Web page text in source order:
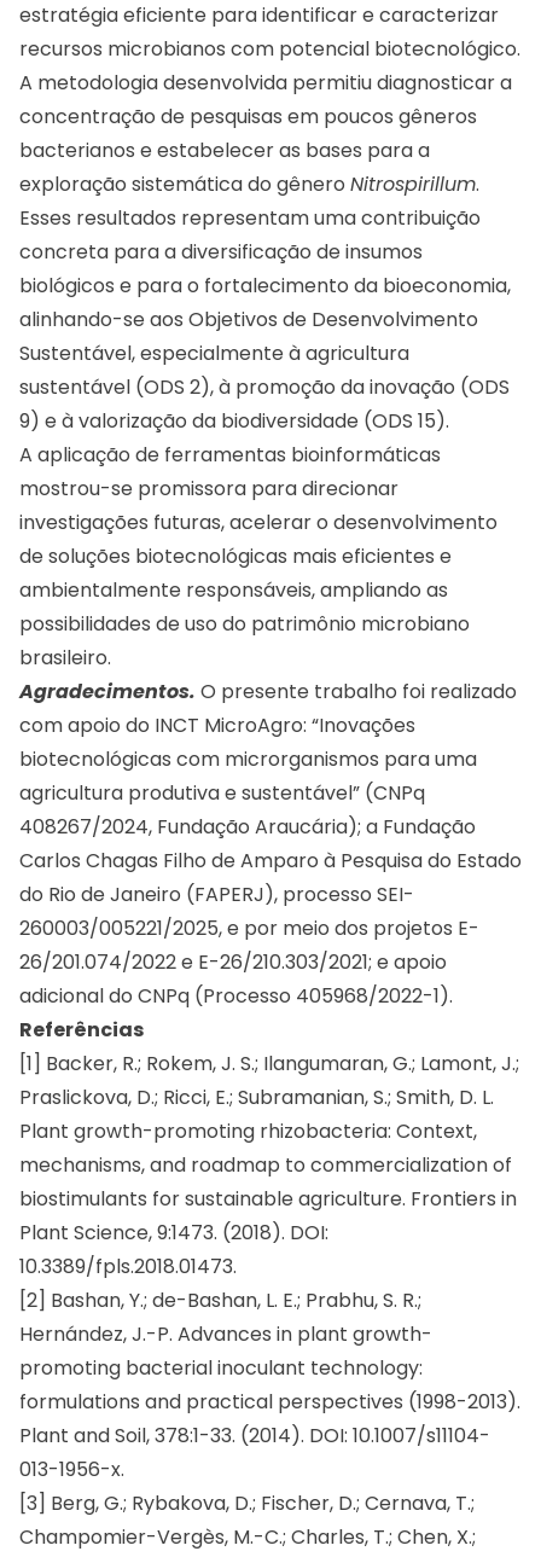
estratégia eficiente para identificar e caracterizar
recursos microbianos com potencial biotecnológico.
A metodologia desenvolvida permitiu diagnosticar a
concentração de pesquisas em poucos gêneros
bacterianos e estabelecer as bases para a
exploração sistemática do gênero Nitrospirillum.
Esses resultados representam uma contribuição
concreta para a diversificação de insumos
biológicos e para o fortalecimento da bioeconomia,
alinhando-se aos Objetivos de Desenvolvimento
Sustentável, especialmente à agricultura
sustentável (ODS 2), à promoção da inovação (ODS
9) e à valorização da biodiversidade (ODS 15).
A aplicação de ferramentas bioinformáticas
mostrou-se promissora para direcionar
investigações futuras, acelerar o desenvolvimento
de soluções biotecnológicas mais eficientes e
ambientalmente responsáveis, ampliando as
possibilidades de uso do patrimônio microbiano
brasileiro.
Agradecimentos. O presente trabalho foi realizado
com apoio do INCT MicroAgro: “Inovações
biotecnológicas com microrganismos para uma
agricultura produtiva e sustentável” (CNPq
408267/2024, Fundação Araucária); a Fundação
Carlos Chagas Filho de Amparo à Pesquisa do Estado
do Rio de Janeiro (FAPERJ), processo SEI-
260003/005221/2025, e por meio dos projetos E-
26/201.074/2022 e E-26/210.303/2021; e apoio
adicional do CNPq (Processo 405968/2022-1).
Referências
[1] Backer, R.; Rokem, J. S.; Ilangumaran, G.; Lamont, J.;
Praslickova, D.; Ricci, E.; Subramanian, S.; Smith, D. L.
Plant growth-promoting rhizobacteria: Context,
mechanisms, and roadmap to commercialization of
biostimulants for sustainable agriculture. Frontiers in
Plant Science, 9:1473. (2018). DOI:
10.3389/fpls.2018.01473.
[2] Bashan, Y.; de-Bashan, L. E.; Prabhu, S. R.;
Hernández, J.-P. Advances in plant growth-
promoting bacterial inoculant technology:
formulations and practical perspectives (1998-2013).
Plant and Soil, 378:1-33. (2014). DOI: 10.1007/s11104-
013-1956-x.
[3] Berg, G.; Rybakova, D.; Fischer, D.; Cernava, T.;
Champomier-Vergès, M.-C.; Charles, T.; Chen, X.;